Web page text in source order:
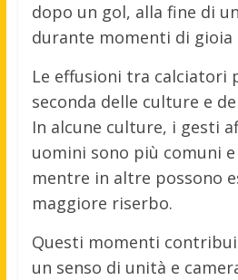
dopo un gol, alla fine di
durante momenti di gioia
Le effusioni tra calciatori
seconda delle culture e
In alcune culture, i gesti
uomini sono più comuni
mentre in altre possono
maggiore riserbo.
Questi momenti
un senso di unità e